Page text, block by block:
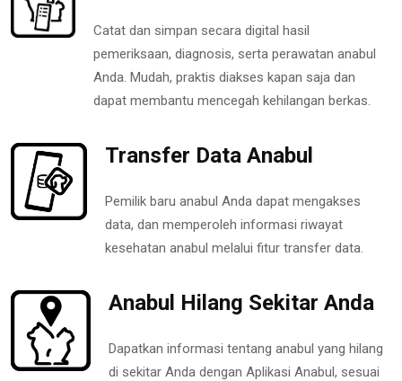
Catat dan simpan secara digital hasil
pemeriksaan, diagnosis, serta perawatan anabul
Anda. Mudah, praktis diakses kapan saja dan
dapat membantu mencegah kehilangan berkas.
Transfer Data Anabul
Pemilik baru anabul Anda dapat mengakses
data, dan memperoleh informasi riwayat
kesehatan anabul melalui fitur transfer data.
Anabul Hilang Sekitar Anda
Dapatkan informasi tentang anabul yang hilang
di sekitar Anda dengan Aplikasi Anabul, sesuai